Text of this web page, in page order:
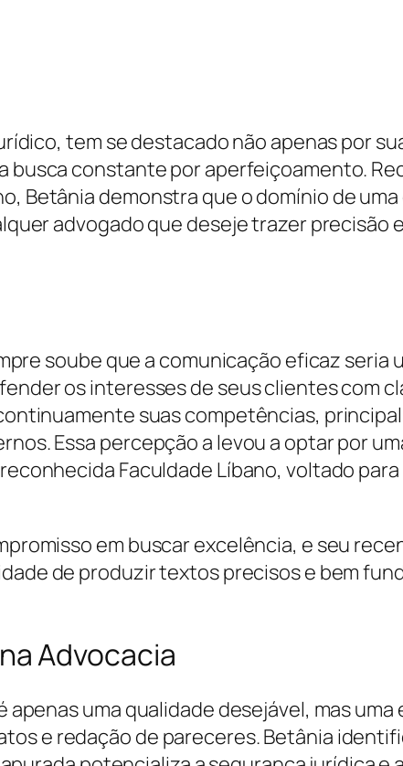
tem se destacado não apenas por
busca constante por aperfeiçoamento.
Betânia demonstra que o domínio de
advogado que deseje trazer precisão
soube que a comunicação eficaz seria
os interesses de seus clientes com
suas competências,
Essa percepção a levou a optar por
Faculdade Líbano, voltado
em buscar excelência, e seu
de produzir textos precisos e bem
Advocacia
uma qualidade desejável, mas uma
e redação de pareceres. Betânia